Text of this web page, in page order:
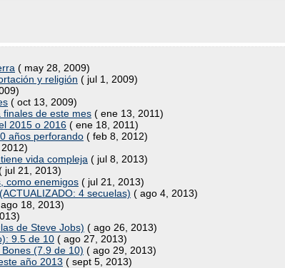
( may 28, 2009)
y religión ( jul 1, 2009)
( oct 13, 2009)
finales de este mes ( ene 13, 2011)
2015 o 2016 ( ene 18, 2011)
años perforando ( feb 8, 2012)
vida compleja ( jul 8, 2013)
jul 21, 2013)
como enemigos ( jul 21, 2013)
4 secuelas) ( ago 4, 2013)
18, 2013)
de Steve Jobs) ( ago 26, 2013)
9.5 de 10 ( ago 27, 2013)
(7.9 de 10) ( ago 29, 2013)
año 2013 ( sept 5, 2013)